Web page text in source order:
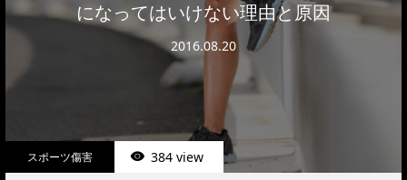
になってはいけない理由と原因
2016.08.20
スポーツ傷害 384 view
肩の診察・相談の流れ
BLOG